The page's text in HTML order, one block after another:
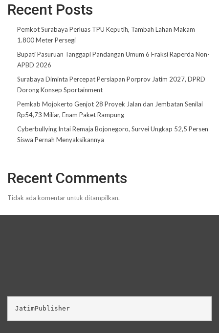
Recent Posts
Pemkot Surabaya Perluas TPU Keputih, Tambah Lahan Makam
1.800 Meter Persegi
Bupati Pasuruan Tanggapi Pandangan Umum 6 Fraksi Raperda Non-
APBD 2026
Surabaya Diminta Percepat Persiapan Porprov Jatim 2027, DPRD
Dorong Konsep Sportainment
Pemkab Mojokerto Genjot 28 Proyek Jalan dan Jembatan Senilai
Rp54,73 Miliar, Enam Paket Rampung
Cyberbullying Intai Remaja Bojonegoro, Survei Ungkap 52,5 Persen
Siswa Pernah Menyaksikannya
Recent Comments
Tidak ada komentar untuk ditampilkan.
JatimPublisher